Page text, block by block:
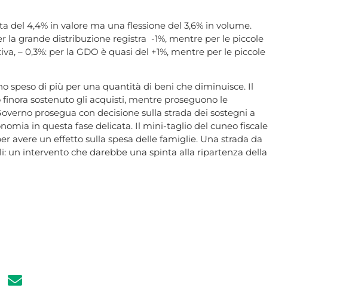
4,4% in valore ma una flessione del 3,6% in volume.
grande distribuzione registra -1%, mentre per le piccole
– 0,3%: per la GDO è quasi del +1%, mentre per le piccole
speso di più per una quantità di beni che diminuisce. Il
sostenuto gli acquisti, mentre proseguono le
prosegua con decisione sulla strada dei sostegni a
in questa fase delicata. Il mini-taglio del cuneo fiscale
avere un effetto sulla spesa delle famiglie. Una strada da
un intervento che darebbe una spinta alla ripartenza della